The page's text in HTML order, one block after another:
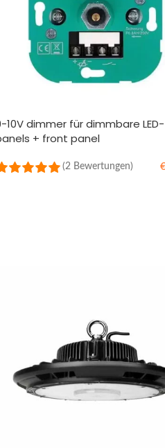
10V dimmer für dimmbare LED-
+ front panel
(2 Bewertungen)